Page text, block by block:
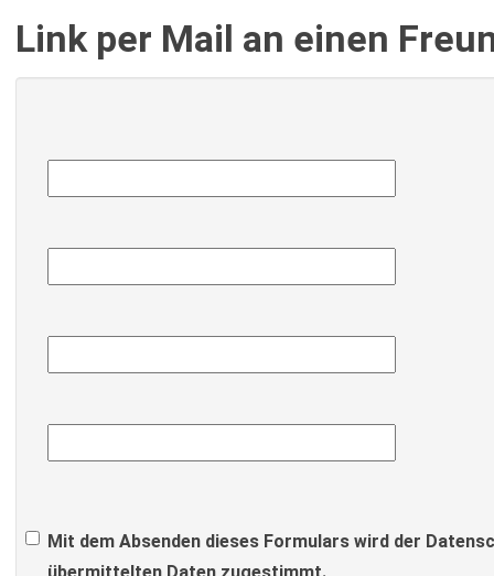
Link per Mail an einen
Mit dem Absenden dieses Formulars wird der